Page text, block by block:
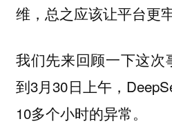
维，总之应该让平台更牢
我们先来回顾一下这次
到3月30日上午，
10多个小时的异常。